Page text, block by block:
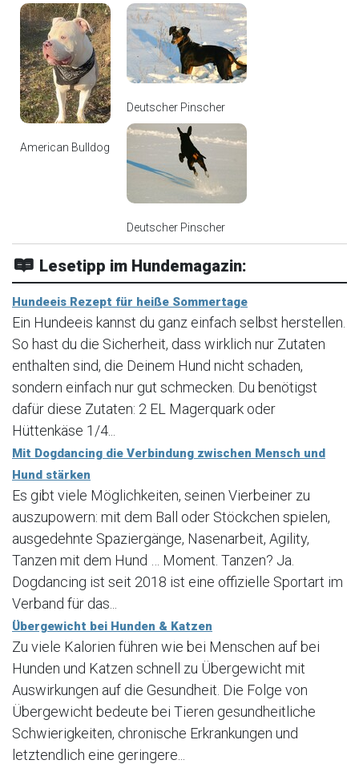
American Bulldog
Deutscher Pinscher
Deutscher Pinscher
Lesetipp im Hundemagazin:
Hundeeis Rezept für heiße Sommertage
Ein Hundeeis kannst du ganz einfach selbst herstellen.
So hast du die Sicherheit, dass wirklich nur Zutaten
enthalten sind, die Deinem Hund nicht schaden,
sondern einfach nur gut schmecken. Du benötigst
dafür diese Zutaten: 2 EL Magerquark oder
Hüttenkäse 1/4...
Mit Dogdancing die Verbindung zwischen Mensch und
Hund stärken
Es gibt viele Möglichkeiten, seinen Vierbeiner zu
auszupowern: mit dem Ball oder Stöckchen spielen,
ausgedehnte Spaziergänge, Nasenarbeit, Agility,
Tanzen mit dem Hund … Moment. Tanzen? Ja.
Dogdancing ist seit 2018 ist eine offizielle Sportart im
Verband für das...
Übergewicht bei Hunden & Katzen
Zu viele Kalorien führen wie bei Menschen auf bei
Hunden und Katzen schnell zu Übergewicht mit
Auswirkungen auf die Gesundheit. Die Folge von
Übergewicht bedeute bei Tieren gesundheitliche
Schwierigkeiten, chronische Erkrankungen und
letztendlich eine geringere...